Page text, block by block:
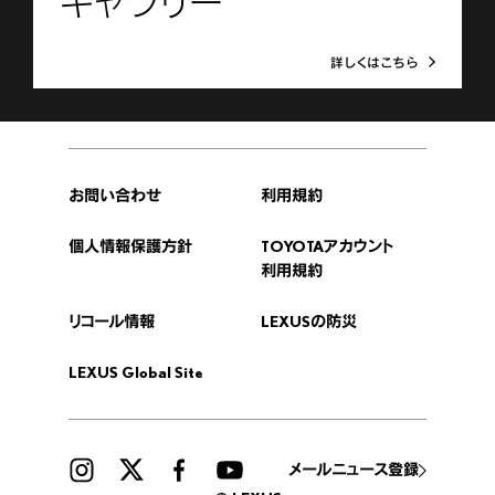
詳しくはこちら
お問い合わせ 利用規約
個人情報保護方針
TOYOTAアカウント
利用規約
リコール情報 LEXUSの防災
LEXUS Global Site
メールニュース登録